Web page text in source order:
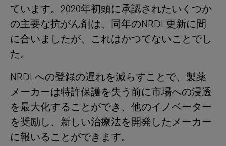
ています。2020年初頭に承認されたいくつか
の主要な抗がん剤は、同年のNRDL更新に間
に合いましたが、これはかつてないことでし
た。
NRDLへの登録の遅れを減らすことで、製薬
メーカーは特許保護を失う前に市場への浸透
を最大化することができ、他のイノベーター
を奨励し、新しい治療法を開発したメーカー
に報いることができます。